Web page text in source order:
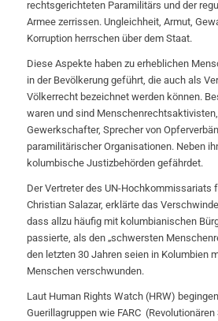
rechtsgerichteten Paramilitärs und der
Armee zerrissen. Ungleichheit, Armut,
Korruption herrschen über dem Staat.
Diese Aspekte haben zu erheblichen
in der Bevölkerung geführt, die auch als
Völkerrecht bezeichnet werden können.
waren und sind
Gewerkschafter, Sprecher von
paramilitärischer Organisationen. Neben
kolumbische Justizbehörden gefährdet.
Der Vertreter des UN-Hochkommissariats
Christian Salazar, erklärte das
dass allzu häufig mit kolumbianischen
passierte, als den „schwersten
den letzten 30 Jahren seien in Kolumbien
Menschen verschwunden.
Laut Human Rights Watch (HRW)
Guerillagruppen wie FARC